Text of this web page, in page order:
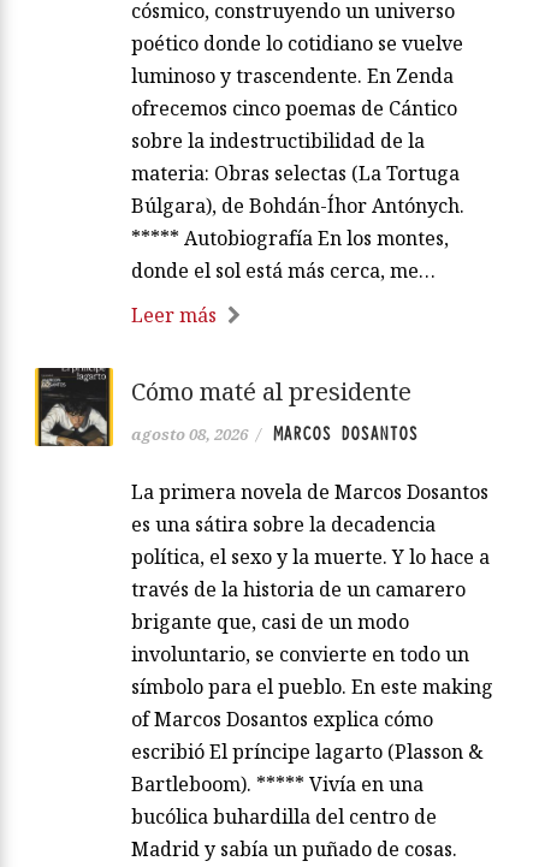
cósmico, construyendo un universo
poético donde lo cotidiano se vuelve
luminoso y trascendente. En Zenda
ofrecemos cinco poemas de Cántico
sobre la indestructibilidad de la
materia: Obras selectas (La Tortuga
Búlgara), de Bohdán-Íhor Antónych.
***** Autobiografía En los montes,
donde el sol está más cerca, me…
Leer más
Cómo maté al presidente
agosto 08, 2026 / MARCOS DOSANTOS
La primera novela de Marcos Dosantos
es una sátira sobre la decadencia
política, el sexo y la muerte. Y lo hace a
través de la historia de un camarero
brigante que, casi de un modo
involuntario, se convierte en todo un
símbolo para el pueblo. En este making
of Marcos Dosantos explica cómo
escribió El príncipe lagarto (Plasson &
Bartleboom). ***** Vivía en una
bucólica buhardilla del centro de
Madrid y sabía un puñado de cosas.